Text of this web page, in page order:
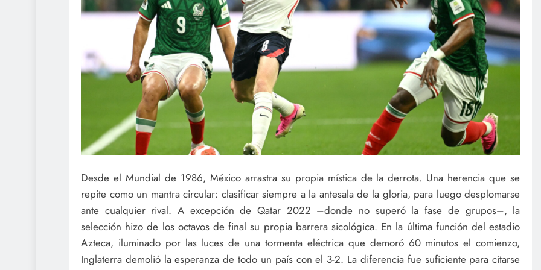
Desde el Mundial de 1986, México arrastra su propia mística de la derrota. Una herencia que se
repite como un mantra circular: clasificar siempre a la antesala de la gloria, para luego desplomarse
ante cualquier rival. A excepción de Qatar 2022 –donde no superó la fase de grupos–, la
selección hizo de los octavos de final su propia barrera sicológica. En la última función del estadio
Azteca, iluminado por las luces de una tormenta eléctrica que demoró 60 minutos el comienzo,
Inglaterra demolió la esperanza de todo un país con el 3-2. La diferencia fue suficiente para citarse